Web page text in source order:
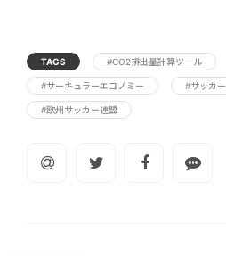
TAGS #CO2排出量計算ツール
#サーキュラーエコノミー #サッカー
#欧州サッカー連盟